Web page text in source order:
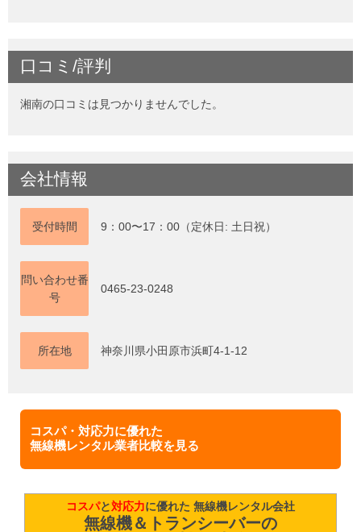
口コミ/評判
湘南の口コミは見つかりませんでした。
会社情報
受付時間 9：00〜17：00（定休日: 土日祝）
問い合わせ番
号
0465-23-0248
所在地 神奈川県小田原市浜町4-1-12
コスパ・対応力に優れた
無線機レンタル業者比較を見る
コスパと対応力に優れた 無線機レンタル会社
無線機＆トランシーバーの